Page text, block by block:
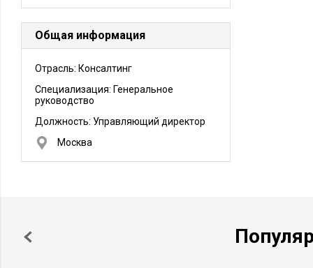
Общая информация
Отрасль: Консалтинг
Специализация: Генеральное
руководство
Должность: Управляющий директор
Москва